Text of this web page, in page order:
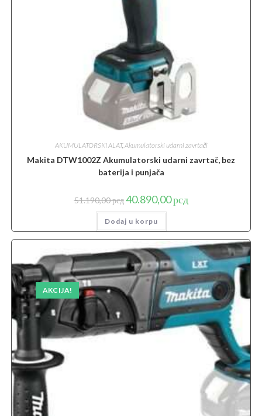
AKUMULATORSKI ALAT,Akumulatorski udarni zavrtači
Makita DTW1002Z Akumulatorski udarni zavrtač, bez
baterija i punjača
51.190,00рсд Originalna
cena
je
bila:
51.190,00 рсд.
40.890,00рсдTrenutna
cena
Dodaj u korpu
AKCIJA!